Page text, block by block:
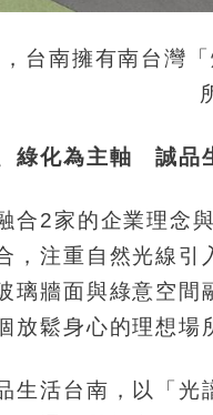
台南擁有南台灣
綠化為主軸 誠品
合2家的企業理念
，注重自然光線
璃牆面與綠意空
放鬆身心的理想場
生活台南，以「